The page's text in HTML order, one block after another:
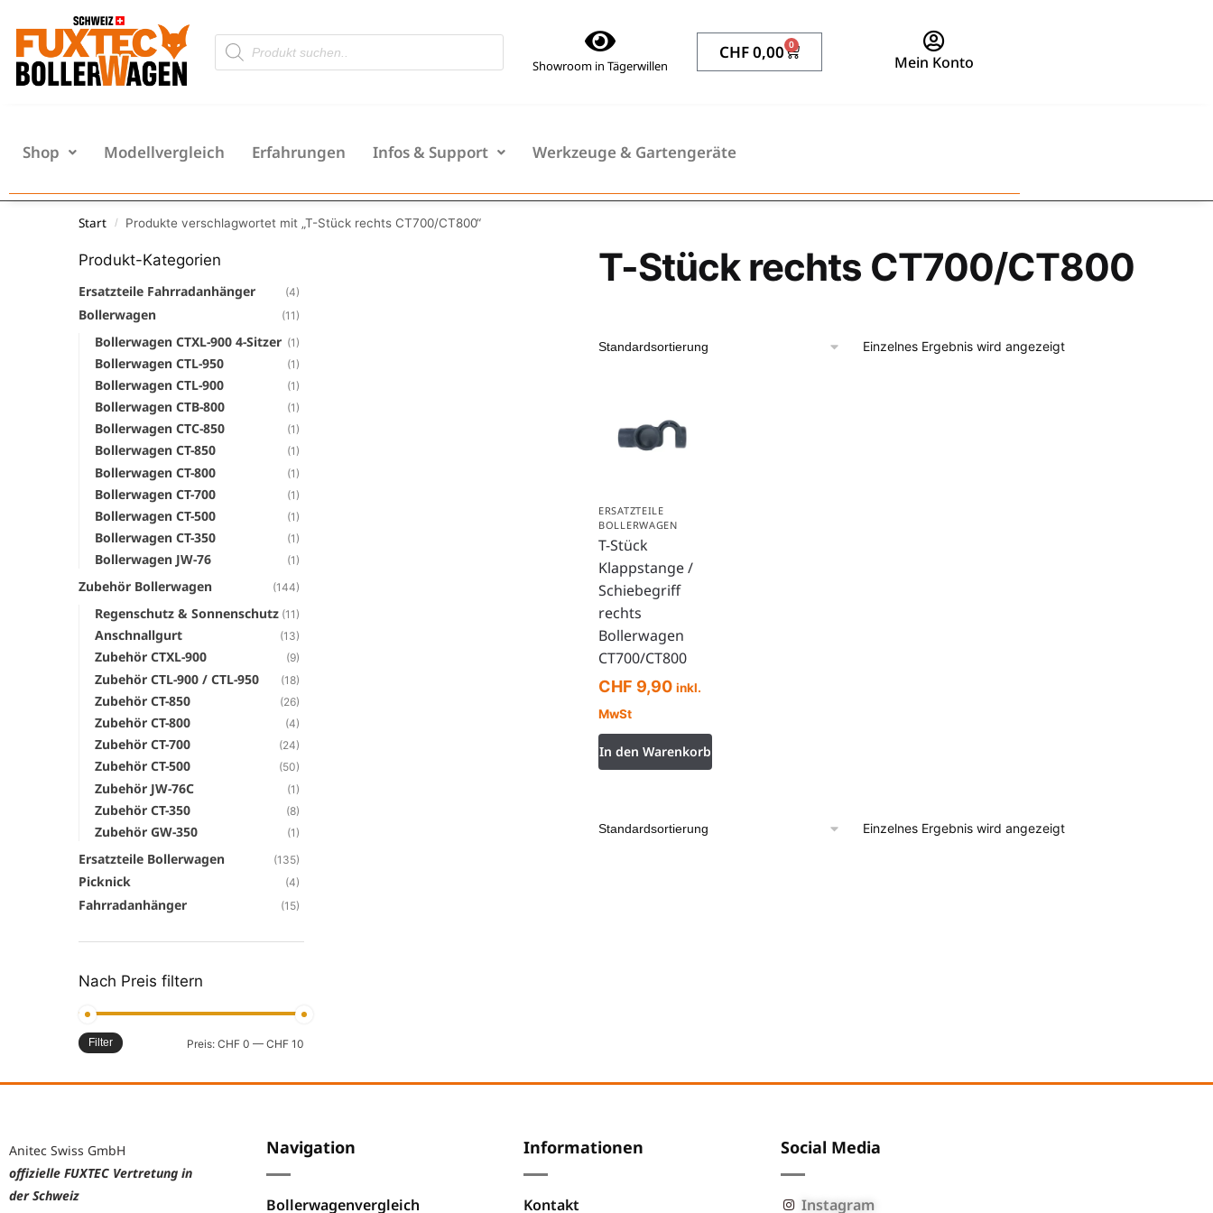
Showroom in Tägerwillen
CHF0,00 0
Mein Konto
Shop Modellvergleich Erfahrungen Infos & Support Werkzeuge & Gartengeräte
Start / Produkte verschlagwortet mit „T-Stück rechts CT700/CT800“
T-Stück rechts CT700/CT800
Einzelnes Ergebnis wird angezeigt
ERSATZTEILE
BOLLERWAGEN
T-Stück
Klappstange /
Schiebegriff
rechts
Bollerwagen
CT700/CT800
CHF 9,90 inkl.
MwSt
In den Warenkorb
Einzelnes Ergebnis wird angezeigt
Produkt-Kategorien
Ersatzteile Fahrradanhänger (4)
Bollerwagen (11)
Bollerwagen CTXL-900 4-Sitzer (1)
Bollerwagen CTL-950 (1)
Bollerwagen CTL-900 (1)
Bollerwagen CTB-800 (1)
Bollerwagen CTC-850 (1)
Bollerwagen CT-850 (1)
Bollerwagen CT-800 (1)
Bollerwagen CT-700 (1)
Bollerwagen CT-500 (1)
Bollerwagen CT-350 (1)
Bollerwagen JW-76 (1)
Zubehör Bollerwagen (144)
Regenschutz & Sonnenschutz (11)
Anschnallgurt (13)
Zubehör CTXL-900 (9)
Zubehör CTL-900 / CTL-950 (18)
Zubehör CT-850 (26)
Zubehör CT-800 (4)
Zubehör CT-700 (24)
Zubehör CT-500 (50)
Zubehör JW-76C (1)
Zubehör CT-350 (8)
Zubehör GW-350 (1)
Ersatzteile Bollerwagen (135)
Picknick (4)
Fahrradanhänger (15)
Nach Preis filtern
Filter Preis: CHF 0 — CHF 10
Anitec Swiss GmbH
offizielle FUXTEC Vertretung in
der Schweiz
Navigation
Bollerwagenvergleich
Informationen
Kontakt
Social Media
Instagram